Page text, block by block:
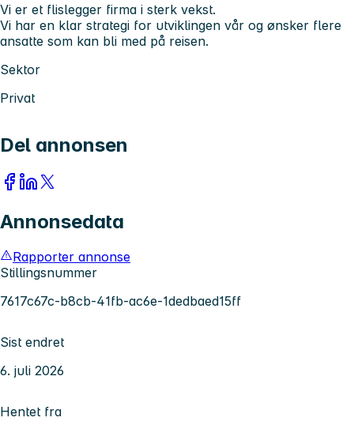
Vi er et flislegger firma i sterk vekst.
Vi har en klar strategi for utviklingen vår og ønsker flere
ansatte som kan bli med på reisen.
Sektor
Privat
Del annonsen
Annonsedata
Rapporter annonse
Stillingsnummer
7617c67c-b8cb-41fb-ac6e-1dedbaed15ff
Sist endret
6. juli 2026
Hentet fra